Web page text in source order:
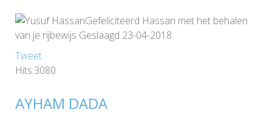
Gefeliciteerd Hassan met het behalen
van je rijbewijs Geslaagd 23-04-2018
Tweet
Hits:3080
AYHAM DADA